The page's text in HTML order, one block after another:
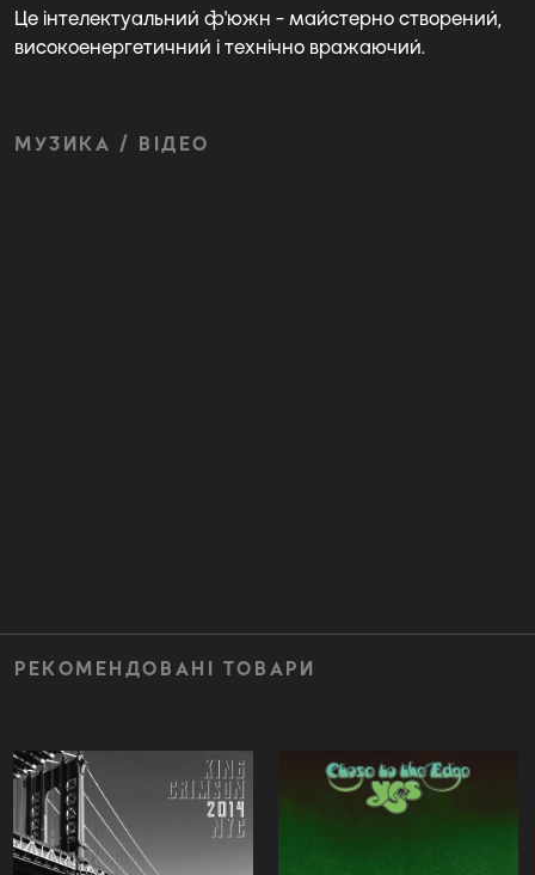
Це інтелектуальний ф'южн - майстерно створений,
високоенергетичний і технічно вражаючий.
МУЗИКА / ВІДЕО
РЕКОМЕНДОВАНІ ТОВАРИ